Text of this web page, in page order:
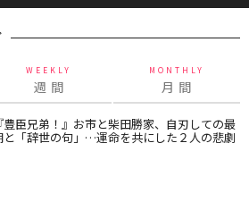
WEEKLY
週 間
MONTHLY
月 間
『豊臣兄弟！』お市と柴田勝家、自刃しての最
と「辞世の句」…運命を共にした２人の悲劇